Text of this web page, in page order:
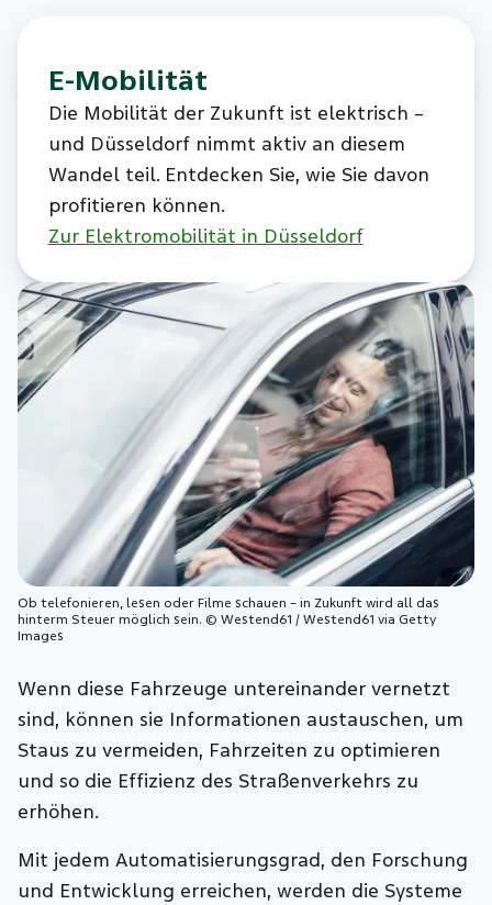
E-Mobilität
Die Mobilität der Zukunft ist elektrisch –
und Düsseldorf nimmt aktiv an diesem
Wandel teil. Entdecken Sie, wie Sie davon
profitieren können.
Zur Elektromobilität in Düsseldorf
Ob telefonieren, lesen oder Filme schauen – in Zukunft wird all das
hinterm Steuer möglich sein. © Westend61 / Westend61 via Getty
Images
Wenn diese Fahrzeuge untereinander vernetzt
sind, können sie Informationen austauschen, um
Staus zu vermeiden, Fahrzeiten zu optimieren
und so die Effizienz des Straßenverkehrs zu
erhöhen.
Mit jedem Automatisierungsgrad, den Forschung
und Entwicklung erreichen, werden die Systeme